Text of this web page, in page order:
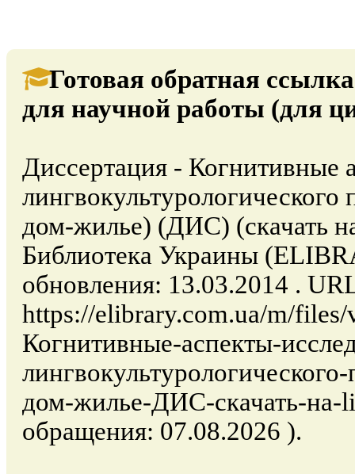
Готовая обратная
для научной работы (для
Диссертация - Когнитивные
лингвокультурологического
дом-жилье) (ДИС) (скачать
Библиотека Украины
обновления: 13.03.2014 .
https://elibrary.com.ua/m/
Когнитивные-аспекты-
дом-жилье-ДИС-скачать-на-
обращения: 07.08.2026 ).